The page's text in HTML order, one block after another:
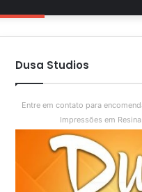
Dusa Studios
Entre em contato para
Impressões em